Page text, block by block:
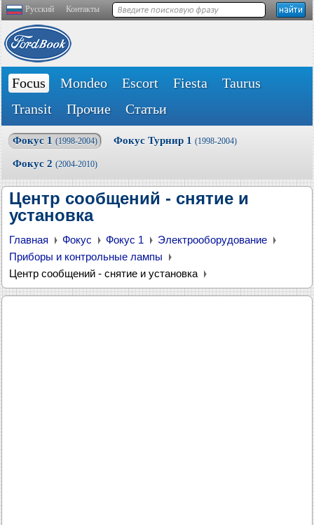
Русский Контакты
Focus Mondeo Escort Fiesta
Taurus
Transit
Прочие Статьи
Фокус 1 (1998-2004) Фокус Турнир 1 (1998-2004)
Фокус 2 (2004-2010)
Центр сообщений - снятие и
установка
Главная Фокус Фокус 1
Электрооборудование
Приборы и контрольные лампы
Центр сообщений - снятие и установка